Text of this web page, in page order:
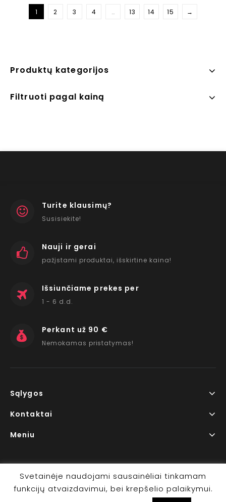
1 2 3 4 … 13 14 15 →
Produktų kategorijos
Filtruoti pagal kainą
Turite klausimų?
Susisiekite!
Nauji ir gerai
pažįstami produktai, išskirtine kaina!
Išsiunčiame prekes per
1 - 6 d.d.
Perkant už 90 €
Nemokamas pristatymas!
Sąlygos
Kontaktai
Meniu
Copyright © 2026 www.RedLips.lt Prekių išsiuntimas 1-6
Svetainėje naudojami sausainėliai tinkamam
funkcijų atvaizdavimui, bei krepšelio palaikymui.